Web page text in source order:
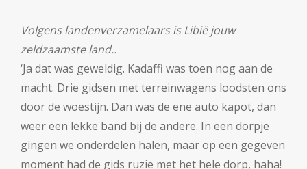
Volgens landenverzamelaars is Libië jouw
zeldzaamste land..
‘Ja dat was geweldig. Kadaffi was toen nog aan de
macht. Drie gidsen met terreinwagens loodsten ons
door de woestijn. Dan was de ene auto kapot, dan
weer een lekke band bij de andere. In een dorpje
gingen we onderdelen halen, maar op een gegeven
moment had de gids ruzie met het hele dorp, haha!